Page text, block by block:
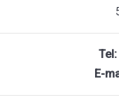
Tel:
E-